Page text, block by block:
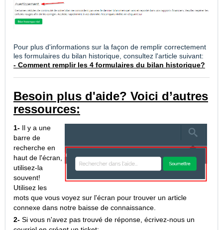
Pour plus d'informations sur la façon de remplir correctement
les formulaires du bilan historique, consultez l'article suivant:
- Comment remplir les 4 formulaires du bilan historique?
Besoin plus d'aide? Voici d’autres
ressources:
1- Il y a une
barre de
recherche en
haut de l'écran,
utilisez-la
souvent!
Utilisez les
mots que vous voyez sur l'écran pour trouver un article
connexe dans notre baisse de connaissance.
2- Si vous n'avez pas trouvé de réponse, écrivez-nous un